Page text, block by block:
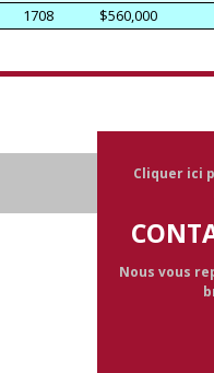
1708
$560,000
Cliquer ici
Nous vous